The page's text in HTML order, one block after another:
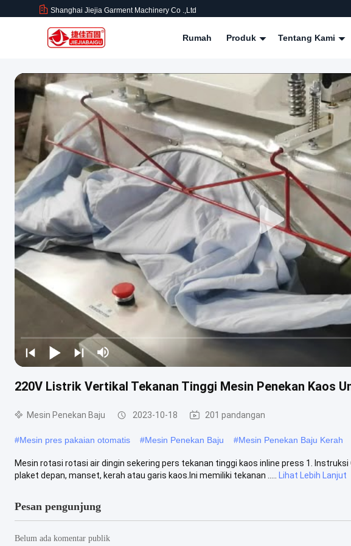
Shanghai Jiejia Garment Machinery Co .,ltd
Rumah Produk Tentang Kami
220V Listrik Vertikal Tekanan Tinggi Mesin Penekan Kaos
Mesin Penekan Baju 2023-10-18 201 pandangan
#Mesin pres pakaian otomatis #Mesin Penekan Baju #Mesin Penekan Baju Kerah
Mesin rotasi rotasi air dingin sekering pers tekanan tinggi kaos inline press 1.
plaket depan, manset, kerah atau garis kaos.Ini memiliki tekanan .....
Lihat Lebih Lanjut
Pesan pengunjung
Belum ada komentar publik